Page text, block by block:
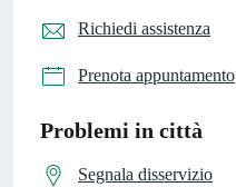
Richiedi assistenza
Prenota appuntamento
Problemi in città
Segnala disservizio